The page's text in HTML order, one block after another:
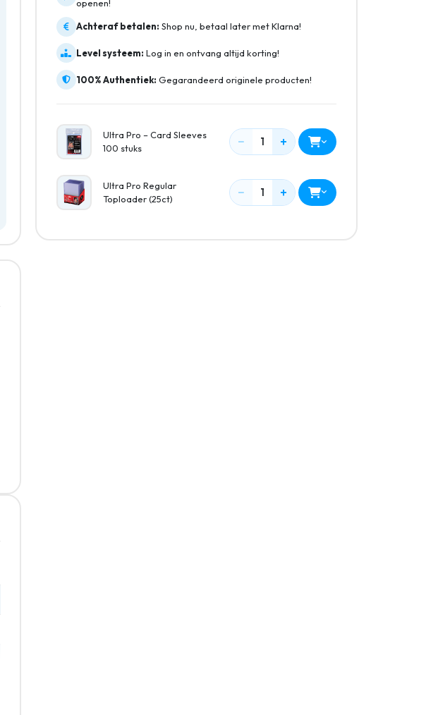
openen!
Achteraf betalen: Shop nu, betaal later met Klarna!
Level systeem: Log in en ontvang altijd korting!
100% Authentiek: Gegarandeerd originele producten!
Ultra Pro – Card Sleeves
100 stuks
− 1 +
Ultra Pro Regular
Toploader (25ct)
− 1 +